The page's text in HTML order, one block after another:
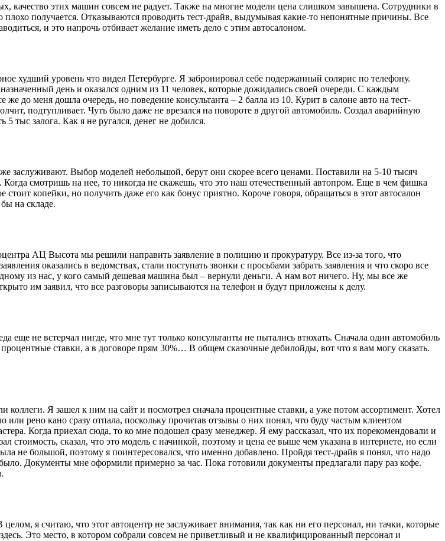
этих машин совсем не радует. Также на многие модели цена слишком завышена. Сотрудники в
получается. Отказываются проводить тест-драйв, выдумывая какие-то непонятные причины. Все
и это напрочь отбивает желание иметь дело с этим автосалоном.
худший уровень что видел Петербурге. Я забронировал себе подержанный солярис по телефону.
день и оказался одним из 11 человек, которые дожидались своей очереди. С каждым
до меня дошла очередь, но поведение консультанта – 2 балла из 10. Курит в салоне авто на тест-
подтупливает. Чуть было даже не врезался на повороте в другой автомобиль. Создал аварийную
тыс залога. Как я не ругался, денег не добился.
Выбор моделей небольшой, берут они скорее всего ценами. Поставили на 5-10 тысяч
смотришь на нее, то никогда не скажешь, что это наш отечественный автопром. Еще в чем фишка
копейки, но получить даже его как бонус приятно. Короче говоря, обращаться в этот автосалон
на складе.
АЦ Высота мы решили направить заявление в полицию и прокуратуру. Все из-за того, что
оказались в ведомствах, стали поступать звонки с просьбами забрать заявления и что скоро все
из нас, у кого самый дешевая машина был – вернули деньги. А нам вот ничего. Ну, мы все же
им заявил, что все разговоры записываются на телефон и будут приложены к делу.
еще не встерчал нигде, что мне тут только консультанты не пытались втюхать. Сначала один автомобиль
ставки, а в договоре прям 30%… В общем сказочные дебилойды, вот что я вам могу сказать.
Я зашел к ним на сайт и посмотрел сначала процентные ставки, а уже потом ассортимент. Хотел
рено кано сразу отпала, поскольку прочитав отзывы о них понял, что буду частым клиентом
Когда приехал сюда, то ко мне подошел сразу менеджер. Я ему рассказал, что их порекомендовали и
стоимость, сказал, что это модель с начинкой, поэтому и цена ее выше чем указана в интернете, но если
не большой, поэтому я поинтересовался, что именно добавлено. Пройдя тест-драйв я понял, что надо
Документы мне оформили примерно за час. Пока готовили документы предлагали пару раз кофе.
я считаю, что этот автоцентр не заслуживает внимания, так как ни его персонал, ни тачки, которые
Это место, в котором собрали совсем не приветливый и не квалифицированный персонал и